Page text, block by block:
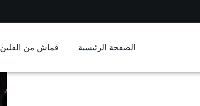
الصفحة الرئيسية قماش من الفلين